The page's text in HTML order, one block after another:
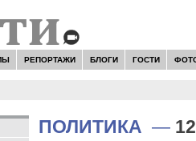
РЕПОРТАЖИ БЛОГИ ГОСТИ
ПОЛИТИКА —